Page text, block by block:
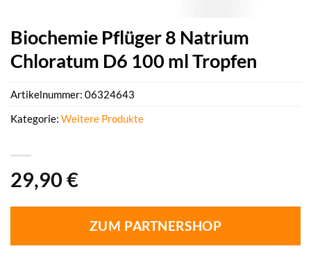
Biochemie Pflüger 8 Natrium
Chloratum D6 100 ml Tropfen
29,90 €
ZUM PARTNERSHOP
Artikelnummer: 06324643
Kategorie: Weitere Produkte